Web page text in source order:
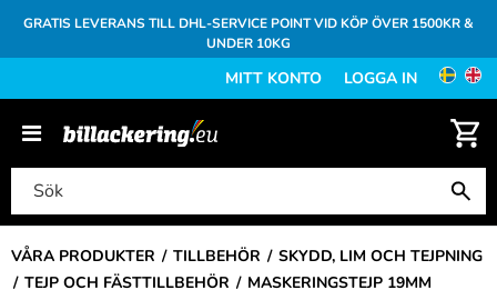
GRATIS LEVERANS TILL DHL-SERVICE POINT VID KÖP ÖVER 1500KR &
UNDER 10KG
MITT KONTO LOGGA IN
VÅRA PRODUKTER TILLBEHÖR
SKYDD, LIM OCH TEJPNING
TEJP OCH FÄSTTILLBEHÖR
MASKERINGSTEJP 19MM